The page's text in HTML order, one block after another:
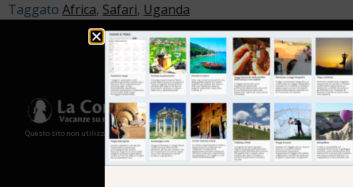
Taggato Africa, Safari, Uganda
Questo sito non utilizza cookies e non memorizza in alcun modo le tue informazioni